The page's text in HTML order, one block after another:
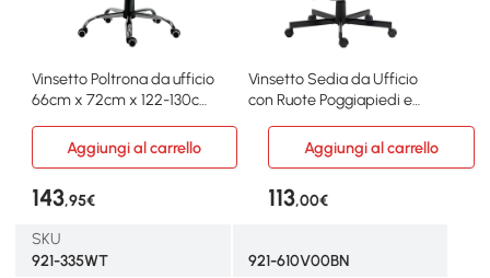
Vinsetto Poltrona da ufficio
66cm x 72cm x 122-130cm
Vinsetto Sedia da Ufficio
con Ruote Poggiapiedi e
Aggiungi al carrello
Aggiungi al carrello
143,95€ 113,00€
SKU
921-335WT
921-610V00BN